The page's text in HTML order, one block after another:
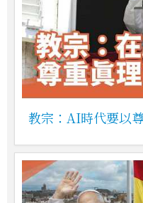
教宗：AI時代要以